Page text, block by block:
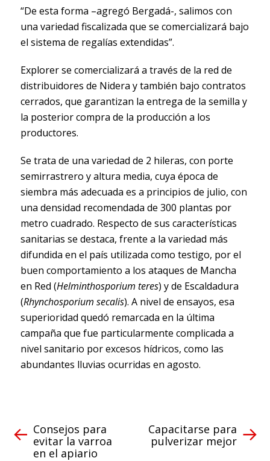
“De esta forma –agregó Bergadá-, salimos con
una variedad fiscalizada que se comercializará bajo
el sistema de regalías extendidas”.
Explorer se comercializará a través de la red de
distribuidores de Nidera y también bajo contratos
cerrados, que garantizan la entrega de la semilla y
la posterior compra de la producción a los
productores.
Se trata de una variedad de 2 hileras, con porte
semirrastrero y altura media, cuya época de
siembra más adecuada es a principios de julio, con
una densidad recomendada de 300 plantas por
metro cuadrado. Respecto de sus características
sanitarias se destaca, frente a la variedad más
difundida en el país utilizada como testigo, por el
buen comportamiento a los ataques de Mancha
en Red (Helminthosporium teres) y de Escaldadura
(Rhynchosporium secalis). A nivel de ensayos, esa
superioridad quedó remarcada en la última
campaña que fue particularmente complicada a
nivel sanitario por excesos hídricos, como las
abundantes lluvias ocurridas en agosto.
Consejos para
evitar la varroa
en el apiario
Capacitarse para
pulverizar mejor